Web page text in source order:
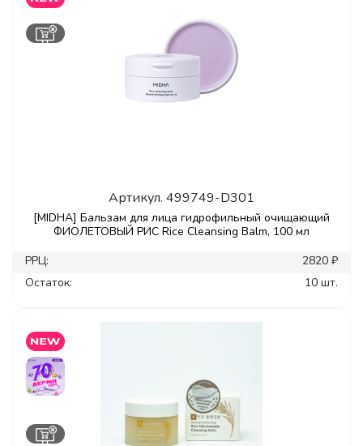
Артикул. 499749-D301
[MIDHA] Бальзам для лица гидрофильный очищающий
ФИОЛЕТОВЫЙ РИС Rice Cleansing Balm, 100 мл
РРЦ:
2820 ₽
Остаток:
10 шт.